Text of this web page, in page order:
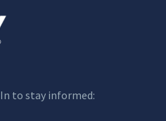
to stay informed: